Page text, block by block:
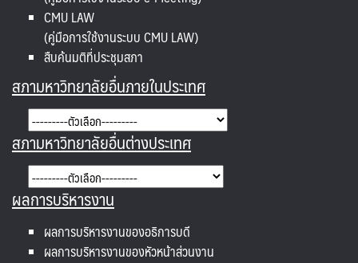
CMU LAW
(คู่มือการใช้งานระบบ CMU LAW)
สืบค้นมติที่ประชุมสภา
สภามหาวิทยาลัยอื่นภายในประเทศ
สภามหาวิทยาลัยอื่นต่างประเทศ
ผลการบริหารงาน
ผลการบริหารงานของอธิการบดี
ผลการบริหารงานของหัวหน้าส่วนงาน